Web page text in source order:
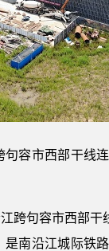
容市西部干线
跨句容市西部干
南沿江城际铁